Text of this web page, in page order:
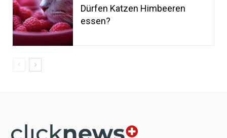
Dürfen Katzen Himbeeren
essen?